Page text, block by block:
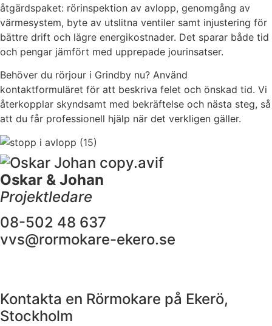
åtgärdspaket: rörinspektion av avlopp, genomgång av
värmesystem, byte av utslitna ventiler samt injustering för
bättre drift och lägre energikostnader. Det sparar både tid
och pengar jämfört med upprepade jourinsatser.
Behöver du rörjour i Grindby nu? Använd
kontaktformuläret för att beskriva felet och önskad tid. Vi
återkopplar skyndsamt med bekräftelse och nästa steg, så
att du får professionell hjälp när det verkligen gäller.
Oskar & Johan
Projektledare
08-502 48 637
vvs@rormokare-ekero.se
Kontakta en Rörmokare på Ekerö,
Stockholm